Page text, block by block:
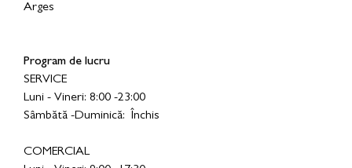
Arges
Program de lucru
SERVICE
Luni - Vineri: 8:00 -23:00
Sâmbătă -Duminică: Închis
COMERCIAL